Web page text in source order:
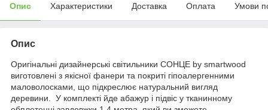
Опис Характеристики Доставка Оплата Умови
Опис
Оригінальні дизайнерські світильники СОНЦЕ by smartwood
виготовлені з якісної фанери та покриті гіпоалергенними
маловолосками, що підкреслює натуральний вигляд
деревини. У комплекті йде абажур і підвіс у тканинному